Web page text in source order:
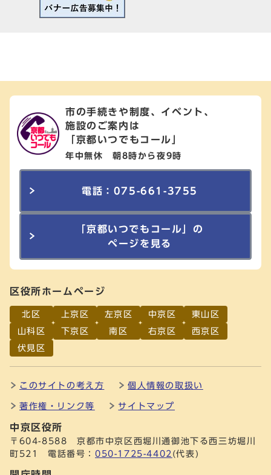
市の手続きや制度、イベント、
施設のご案内は
「京都いつでもコール」
年中無休 朝8時から夜9時
電話：075-661-3755
「京都いつでもコール」の
ページを見る
区役所ホームページ
北区 上京区 左京区 中京区
東山区
山科区
下京区 南区 右京区
西京区
伏見区
このサイトの考え方 個人情報の取扱い
著作権・リンク等 サイトマップ
中京区役所
〒604-8588 京都市中京区西堀川通御池下る西三坊堀川
町521 電話番号： 050-1725-4402 (代表)